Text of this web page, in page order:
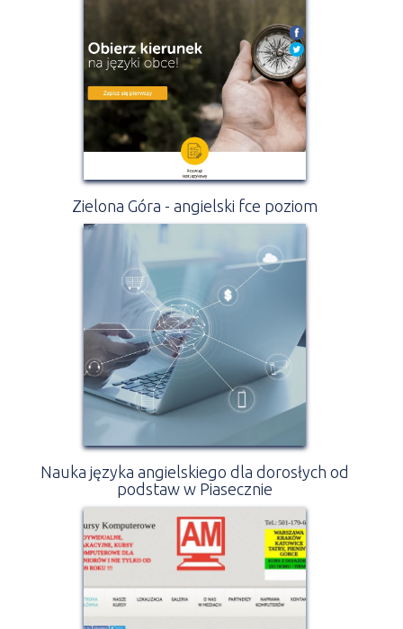
Zielona Góra - angielski fce poziom
Nauka języka angielskiego dla dorosłych od
podstaw w Piasecznie